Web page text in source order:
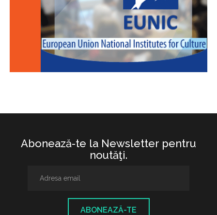
Abonează-te la Newsletter pentru
noutăţi.
ABONEAZĂ-TE